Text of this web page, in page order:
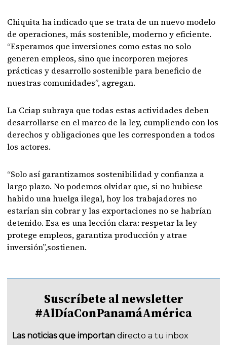
Chiquita ha indicado que se trata de un nuevo modelo
de operaciones, más sostenible, moderno y eficiente.
“Esperamos que inversiones como estas no solo
generen empleos, sino que incorporen mejores
prácticas y desarrollo sostenible para beneficio de
nuestras comunidades”, agregan.
La Cciap subraya que todas estas actividades deben
desarrollarse en el marco de la ley, cumpliendo con los
derechos y obligaciones que les corresponden a todos
los actores.
“Solo así garantizamos sostenibilidad y confianza a
largo plazo. No podemos olvidar que, si no hubiese
habido una huelga ilegal, hoy los trabajadores no
estarían sin cobrar y las exportaciones no se habrían
detenido. Esa es una lección clara: respetar la ley
protege empleos, garantiza producción y atrae
inversión”,sostienen.
Suscríbete al newsletter
#AlDíaConPanamáAmérica
Las noticias que importan directo a tu inbox